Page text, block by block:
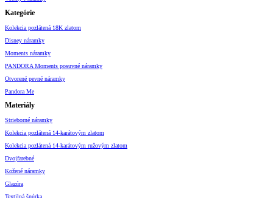
Kategórie
Kolekcia pozlátená 18K zlatom
Disney náramky
Moments náramky
PANDORA Moments posuvné náramky
Otvorené pevné náramky
Pandora Me
Materiály
Strieborné náramky
Kolekcia pozlátená 14-karátovým zlatom
Kolekcia pozlátená 14-karátovým ružovým zlatom
Dvojfarebné
Kožené náramky
Glazúra
Textilná šnúrka